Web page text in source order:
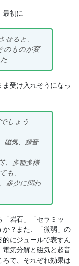
最初に
せると、
のものが変
受け入れそうになっ
しょう
磁気、超音
、多種多様
も、
多少に関わ
岩石」「セラミッ
か？また、「微弱」の
にジュールで表すん
電気分解と磁気と超音
で、それぞれ効果は